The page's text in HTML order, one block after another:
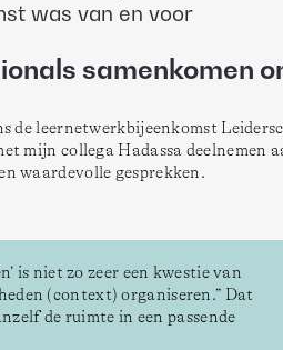
was van en voor
samenkomen
de leernetwerkbijeenkomst
mijn collega Hadassa deelnemen
waardevolle gesprekken.
is niet zo zeer een kwestie van
(context) organiseren.” Dat
de ruimte in een passende